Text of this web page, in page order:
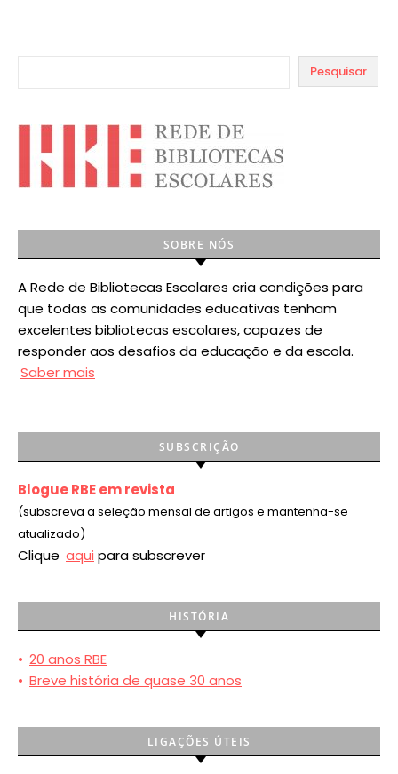
Pesquisar
SOBRE NÓS
A Rede de Bibliotecas Escolares cria condições para
que todas as comunidades educativas tenham
excelentes bibliotecas escolares, capazes de
responder aos desafios da educação e da escola.
Saber mais
SUBSCRIÇÃO
Blogue RBE em revista
(subscreva a seleção mensal de artigos e mantenha-se
atualizado)
Clique aqui para subscrever
HISTÓRIA
• 20 anos RBE
• Breve história de quase 30 anos
LIGAÇÕES ÚTEIS